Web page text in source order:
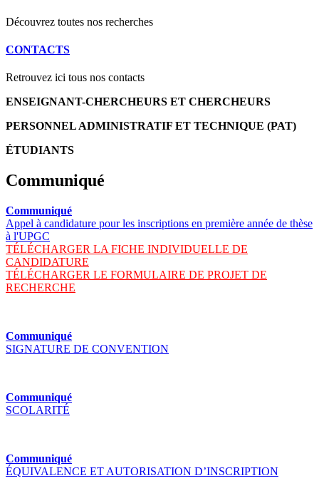
Découvrez toutes nos recherches
CONTACTS
Retrouvez ici tous nos contacts
ENSEIGNANT-CHERCHEURS ET CHERCHEURS
PERSONNEL ADMINISTRATIF ET TECHNIQUE (PAT)
ÉTUDIANTS
Communiqué
Communiqué
Appel à candidature pour les inscriptions en première année de thèse
à l'UPGC
TÉLÉCHARGER LA FICHE INDIVIDUELLE DE
CANDIDATURE
TÉLÉCHARGER LE FORMULAIRE DE PROJET DE
RECHERCHE
Communiqué
SIGNATURE DE CONVENTION
Communiqué
SCOLARITÉ
Communiqué
ÉQUIVALENCE ET AUTORISATION D’INSCRIPTION